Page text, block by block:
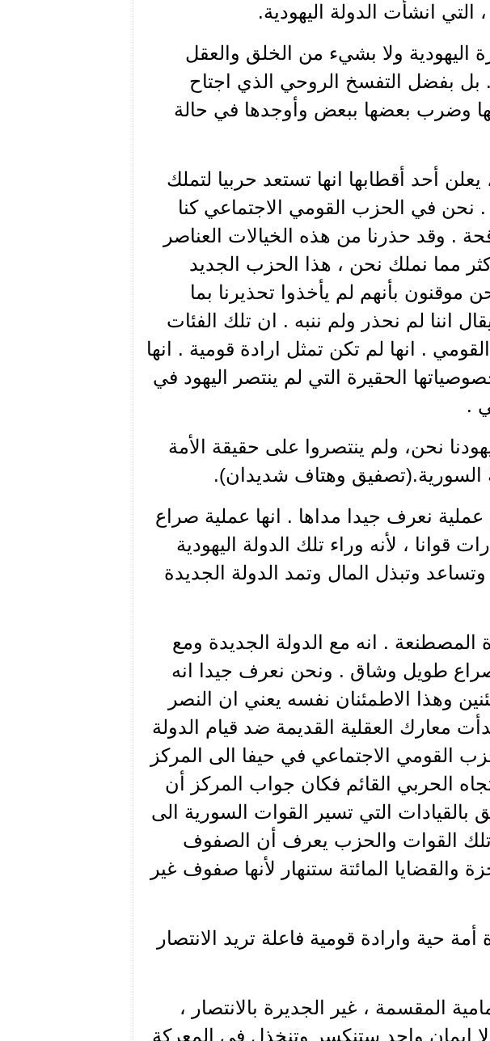
انشأت الدولة اليهودية.
اليهودية ولا بشيء من الخلق والعقل
. بل بفضل التفسخ الروحي الذي اجتاح
وضرب بعضها ببعض وأوجدها في حالة
أحد أقطابها انها تستعد حربيا لتملك
. نحن في الحزب القومي الاجتماعي كنا
. وقد حذرنا من هذه الخيالات العناصر
مما نملك نحن ، هذا الحزب الجديد
موقنون بأنهم لم يأخذوا تحذيرنا بما
اننا لم نحذر ولم ننبه . ان تلك الفئات
. انها لم تكن تمثل ارادة قومية . انها
الحقيرة التي لم ينتصر اليهود في
.
نحن، ولم ينتصروا على حقيقة الأمة
السورية.(تصفيق وهتاف شديدان).
نعرف جيدا مداها . انها عملية صراع
، لأنه وراء تلك الدولة اليهودية
وتبذل المال وتمد الدولة الجديدة
. انه مع الدولة الجديدة ومع
طويل وشاق . ونحن نعرف جيدا انه
وهذا الاطمئنان نفسه يعني ان النصر
معارك العقلية القديمة ضد قيام الدولة
القومي الاجتماعي في حيفا الى المركز
الحربي القائم فكان جواب المركز أن
بالقيادات التي تسير القوات السورية الى
تلك القوات والحزب يعرف أن الصفوف
والقضايا المائتة ستنهار لأنها صفوف غير
حية وارادة قومية فاعلة تريد الانتصار
المقسمة ، غير الجديرة بالانتصار ،
ايمان واحد ستنكسر وتنخذل في المعركة